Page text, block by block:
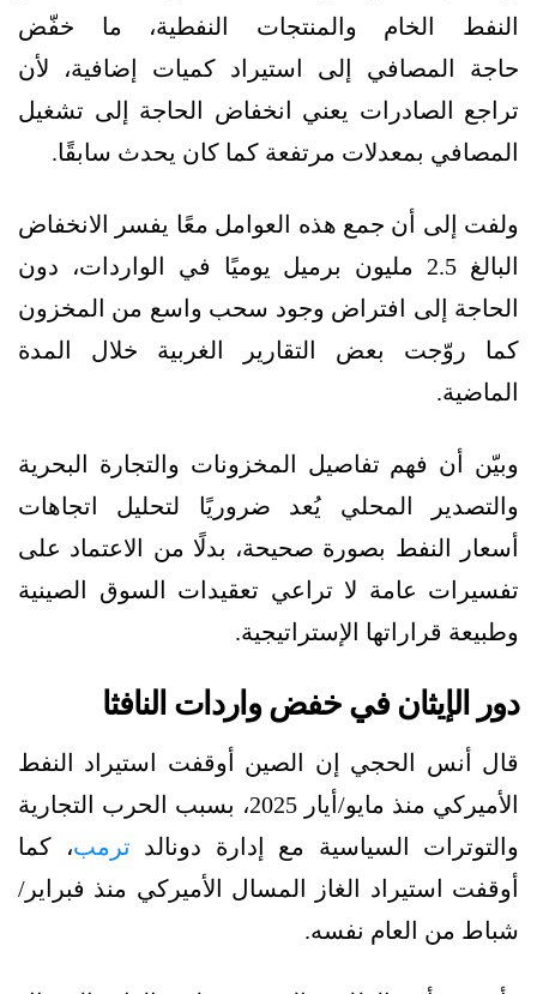
النفط الخام والمنتجات النفطية، ما خفّض
حاجة المصافي إلى استيراد كميات إضافية، لأن
تراجع الصادرات يعني انخفاض الحاجة إلى تشغيل
المصافي بمعدلات مرتفعة كما كان يحدث سابقًا.
ولفت إلى أن جمع هذه العوامل معًا يفسر الانخفاض
البالغ 2.5 مليون برميل يوميًا في الواردات، دون
الحاجة إلى افتراض وجود سحب واسع من المخزون
كما روّجت بعض التقارير الغربية خلال المدة
الماضية.
وبيّن أن فهم تفاصيل المخزونات والتجارة البحرية
والتصدير المحلي يُعد ضروريًا لتحليل اتجاهات
أسعار النفط بصورة صحيحة، بدلًا من الاعتماد على
تفسيرات عامة لا تراعي تعقيدات السوق الصينية
وطبيعة قراراتها الإستراتيجية.
دور الإيثان في خفض واردات النافثا
قال أنس الحجي إن الصين أوقفت استيراد النفط
الأميركي منذ مايو/أيار 2025، بسبب الحرب التجارية
والتوترات السياسية مع إدارة دونالد ترمب، كما
أوقفت استيراد الغاز المسال الأميركي منذ فبراير/
شباط من العام نفسه.